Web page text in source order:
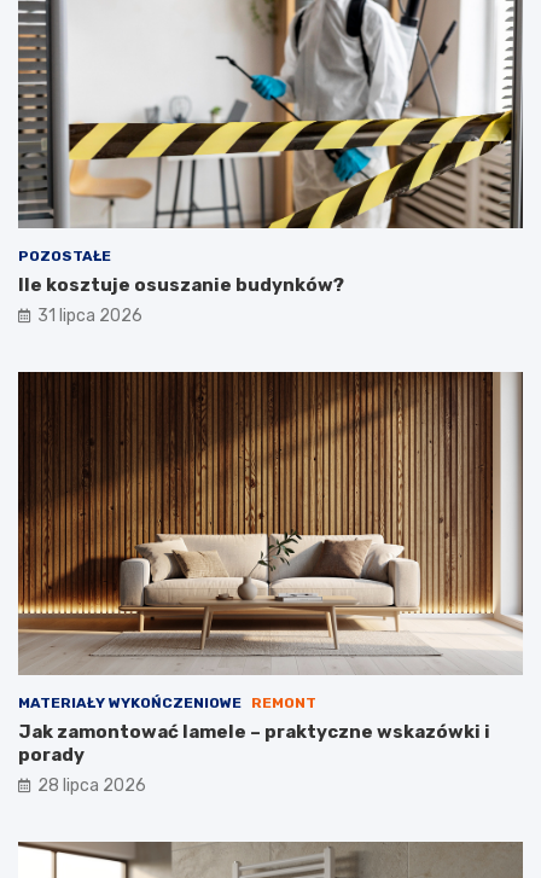
POZOSTAŁE
Ile kosztuje osuszanie budynków?
31 lipca 2026
MATERIAŁY WYKOŃCZENIOWE REMONT
Jak zamontować lamele – praktyczne wskazówki i
porady
28 lipca 2026